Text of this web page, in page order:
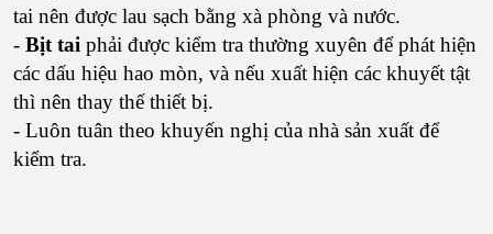
tai nên được lau sạch bằng xà phòng và nước.
- Bịt tai phải được kiểm tra thường xuyên để phát hiện
các dấu hiệu hao mòn, và nếu xuất hiện các khuyết tật
thì nên thay thế thiết bị.
- Luôn tuân theo khuyến nghị của nhà sản xuất để
kiểm tra.